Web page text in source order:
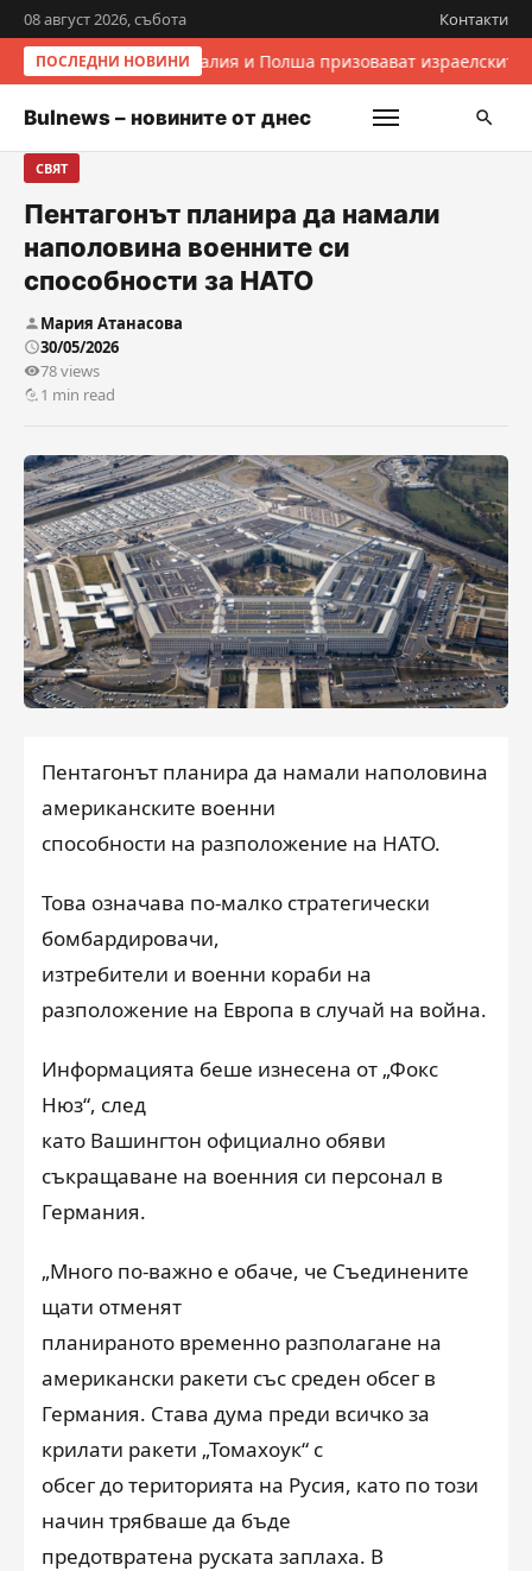
08 август 2026, събота Контакти
ПОСЛЕДНИ НОВИНИИталия и Полша призовават
Bulnews – новините от днес
СВЯТ
Пентагонът планира да намали
наполовина военните си
способности за НАТО
Мария Атанасова
30/05/2026
78 views
1 min read
Пентагонът планира да намали наполовина
американските военни
способности на разположение на НАТО.
Това означава по-малко стратегически
бомбардировачи,
изтребители и военни кораби на
разположение на Европа в случай на война.
Информацията беше изнесена от „Фокс
Нюз“, след
като Вашингтон официално обяви
съкращаване на военния си персонал в
Германия.
„Много по-важно е обаче, че Съединените
щати отменят
планираното временно разполагане на
американски ракети със среден обсег в
Германия. Става дума преди всичко за
крилати ракети „Томахоук“ с
обсег до територията на Русия, като по този
начин трябваше да бъде
предотвратена руската заплаха. В